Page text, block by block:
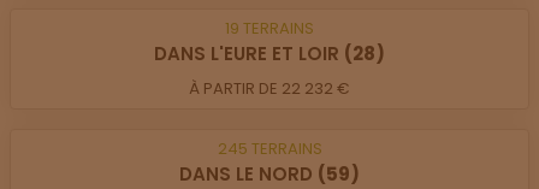
19 TERRAINS
DANS L'EURE ET LOIR (28)
À PARTIR DE 22 232 €
245 TERRAINS
DANS LE NORD (59)